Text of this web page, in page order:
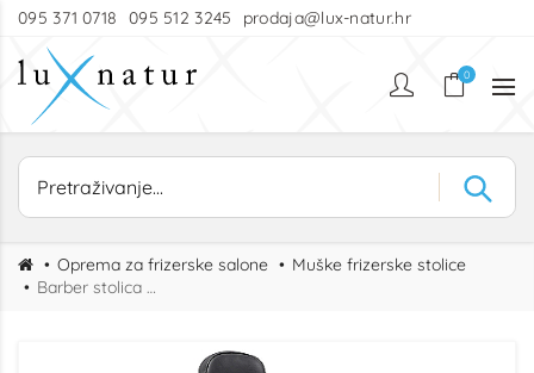
095 371 0718 095 512 3245 prodaja@lux-natur.hr
0
Oprema za frizerske salone
Muške frizerske stolice
Barber stolica Royal Smeđa-Crna – Masivna retro stolica za brijačnice